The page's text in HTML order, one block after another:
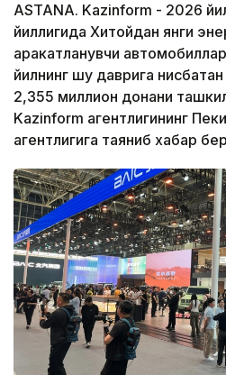
ASTANA. Kazinform - 2026
йиллигида Хитойдан янги
ҳаракатланувчи
йилнинг шу даврига
2,355 миллион донани
Kazinform агентлигининг
агентлигига таяниб хабар